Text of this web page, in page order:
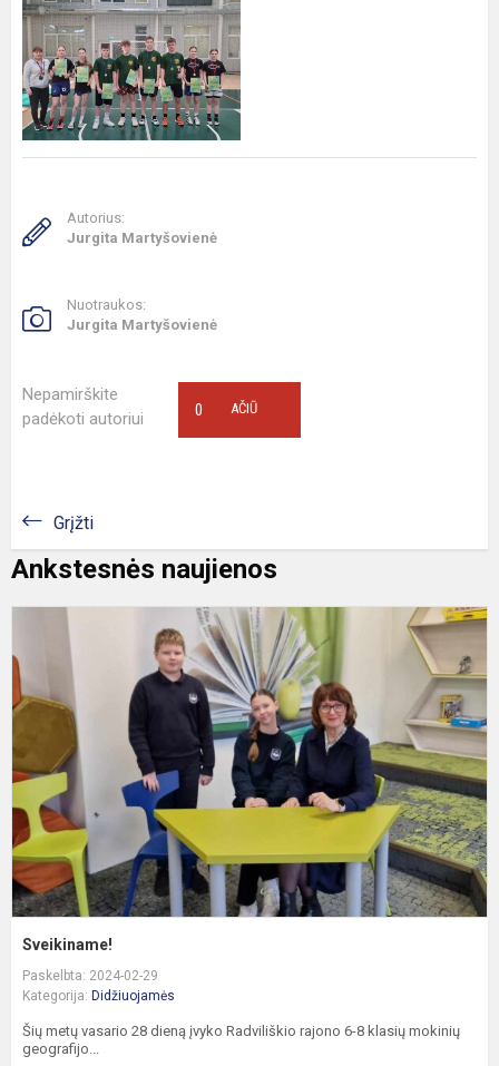
Autorius:
Jurgita Martyšovienė
Nuotraukos:
Jurgita Martyšovienė
Nepamirškite
padėkoti autoriui
AČIŪ
0
Grįžti
Ankstesnės naujienos
Sveikiname!
Paskelbta: 2024-02-29
Kategorija: Didžiuojamės
Šių metų vasario 28 dieną įvyko Radviliškio rajono 6-8 klasių mokinių
geografijo...